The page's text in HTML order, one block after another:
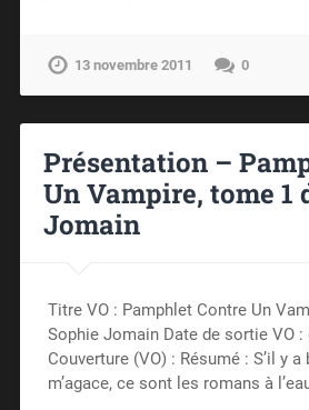
13 novembre 2011 0
Présentation –
Un Vampire, tome 1
Jomain
Titre VO : Pamphlet Contre Un
Sophie Jomain Date de sortie VO :
Couverture (VO) : Résumé : S’il y
m’agace, ce sont les romans à